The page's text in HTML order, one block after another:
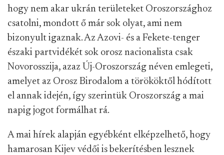
hogy nem akar ukrán területeket Oroszországhoz
csatolni, mondott ő már sok olyat, ami nem
bizonyult igaznak. Az Azovi- és a Fekete-tenger
északi partvidékét sok orosz nacionalista csak
Novorosszija, azaz Új-Oroszország néven emlegeti,
amelyet az Orosz Birodalom a törököktől hódított
el annak idején, így szerintük Oroszország a mai
napig jogot formálhat rá.
A mai hírek alapján egyébként elképzelhető, hogy
hamarosan Kijev védői is bekerítésben lesznek